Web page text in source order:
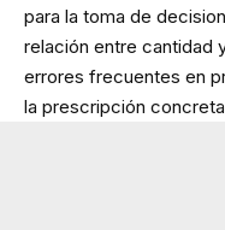
para la toma de
relación entre cantidad
errores frecuentes en
la prescripción